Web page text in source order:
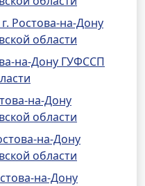
Ростова-на-Дону
области
на-Дону ГУФССП
на-Дону
области
на-Дону
области
на-Дону